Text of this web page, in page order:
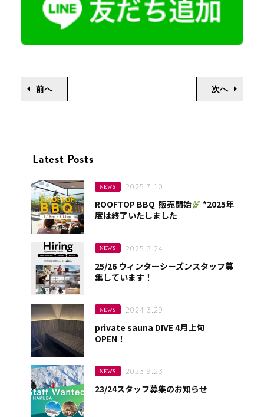
前へ 次へ
Latest Posts
NEWS 2025 7.10
ROOFTOP BBQ 販売開始
*2025年
度は終了いたしました
NEWS 2025 3.24
25/26 ウィンターシーズンスタッフ募
集しています！
NEWS 2024 3.29
private sauna DIVE 4月上旬
OPEN！
NEWS 2023 9.23
23/24スタッフ募集のお知らせ